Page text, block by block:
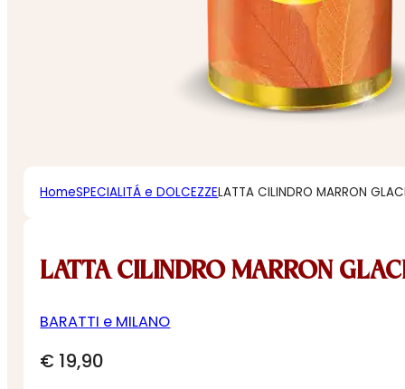
HomeSPECIALITÁ e DOLCEZZELATTA CILINDRO MARRON
LATTA CILINDRO MARRON
BARATTI e MILANO
€ 19,90